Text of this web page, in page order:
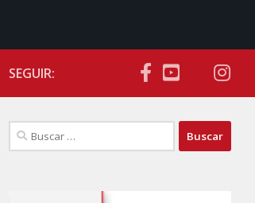
SEGUIR:
Buscar: